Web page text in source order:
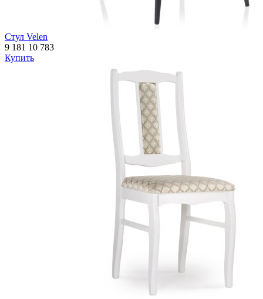
Стул Velen
9 181 10 783
Купить